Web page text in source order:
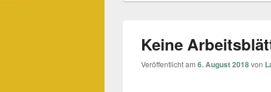
Keine
Veröffentlicht am 6. August 2018von